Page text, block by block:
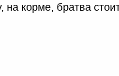
на корме, братва